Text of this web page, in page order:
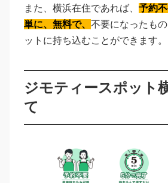
また、横浜在住であれば、 予約
単に、無料で、 不要になったも
ットに持ち込むことができます。
ジモティースポット
て